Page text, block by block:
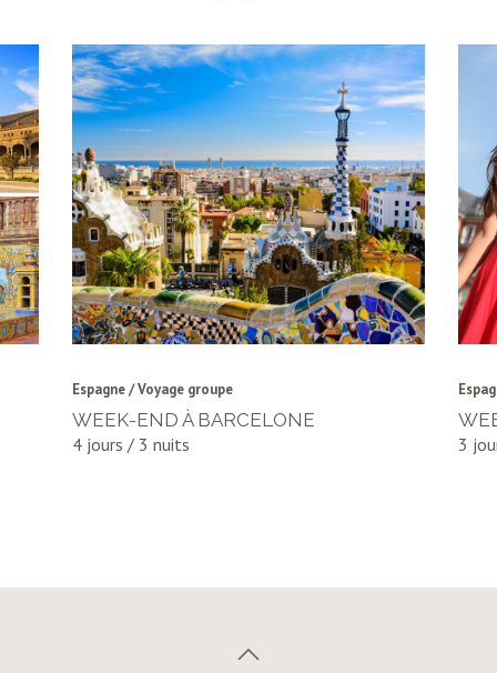
Espagne / Voyage groupe
WEEK-END À BARCELONE
4 jours / 3 nuits
3